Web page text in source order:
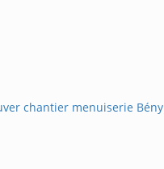
chantier menuiserie Bény